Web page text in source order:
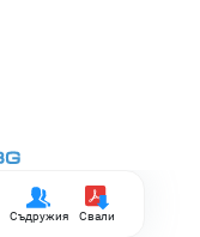
Съдружия Свали